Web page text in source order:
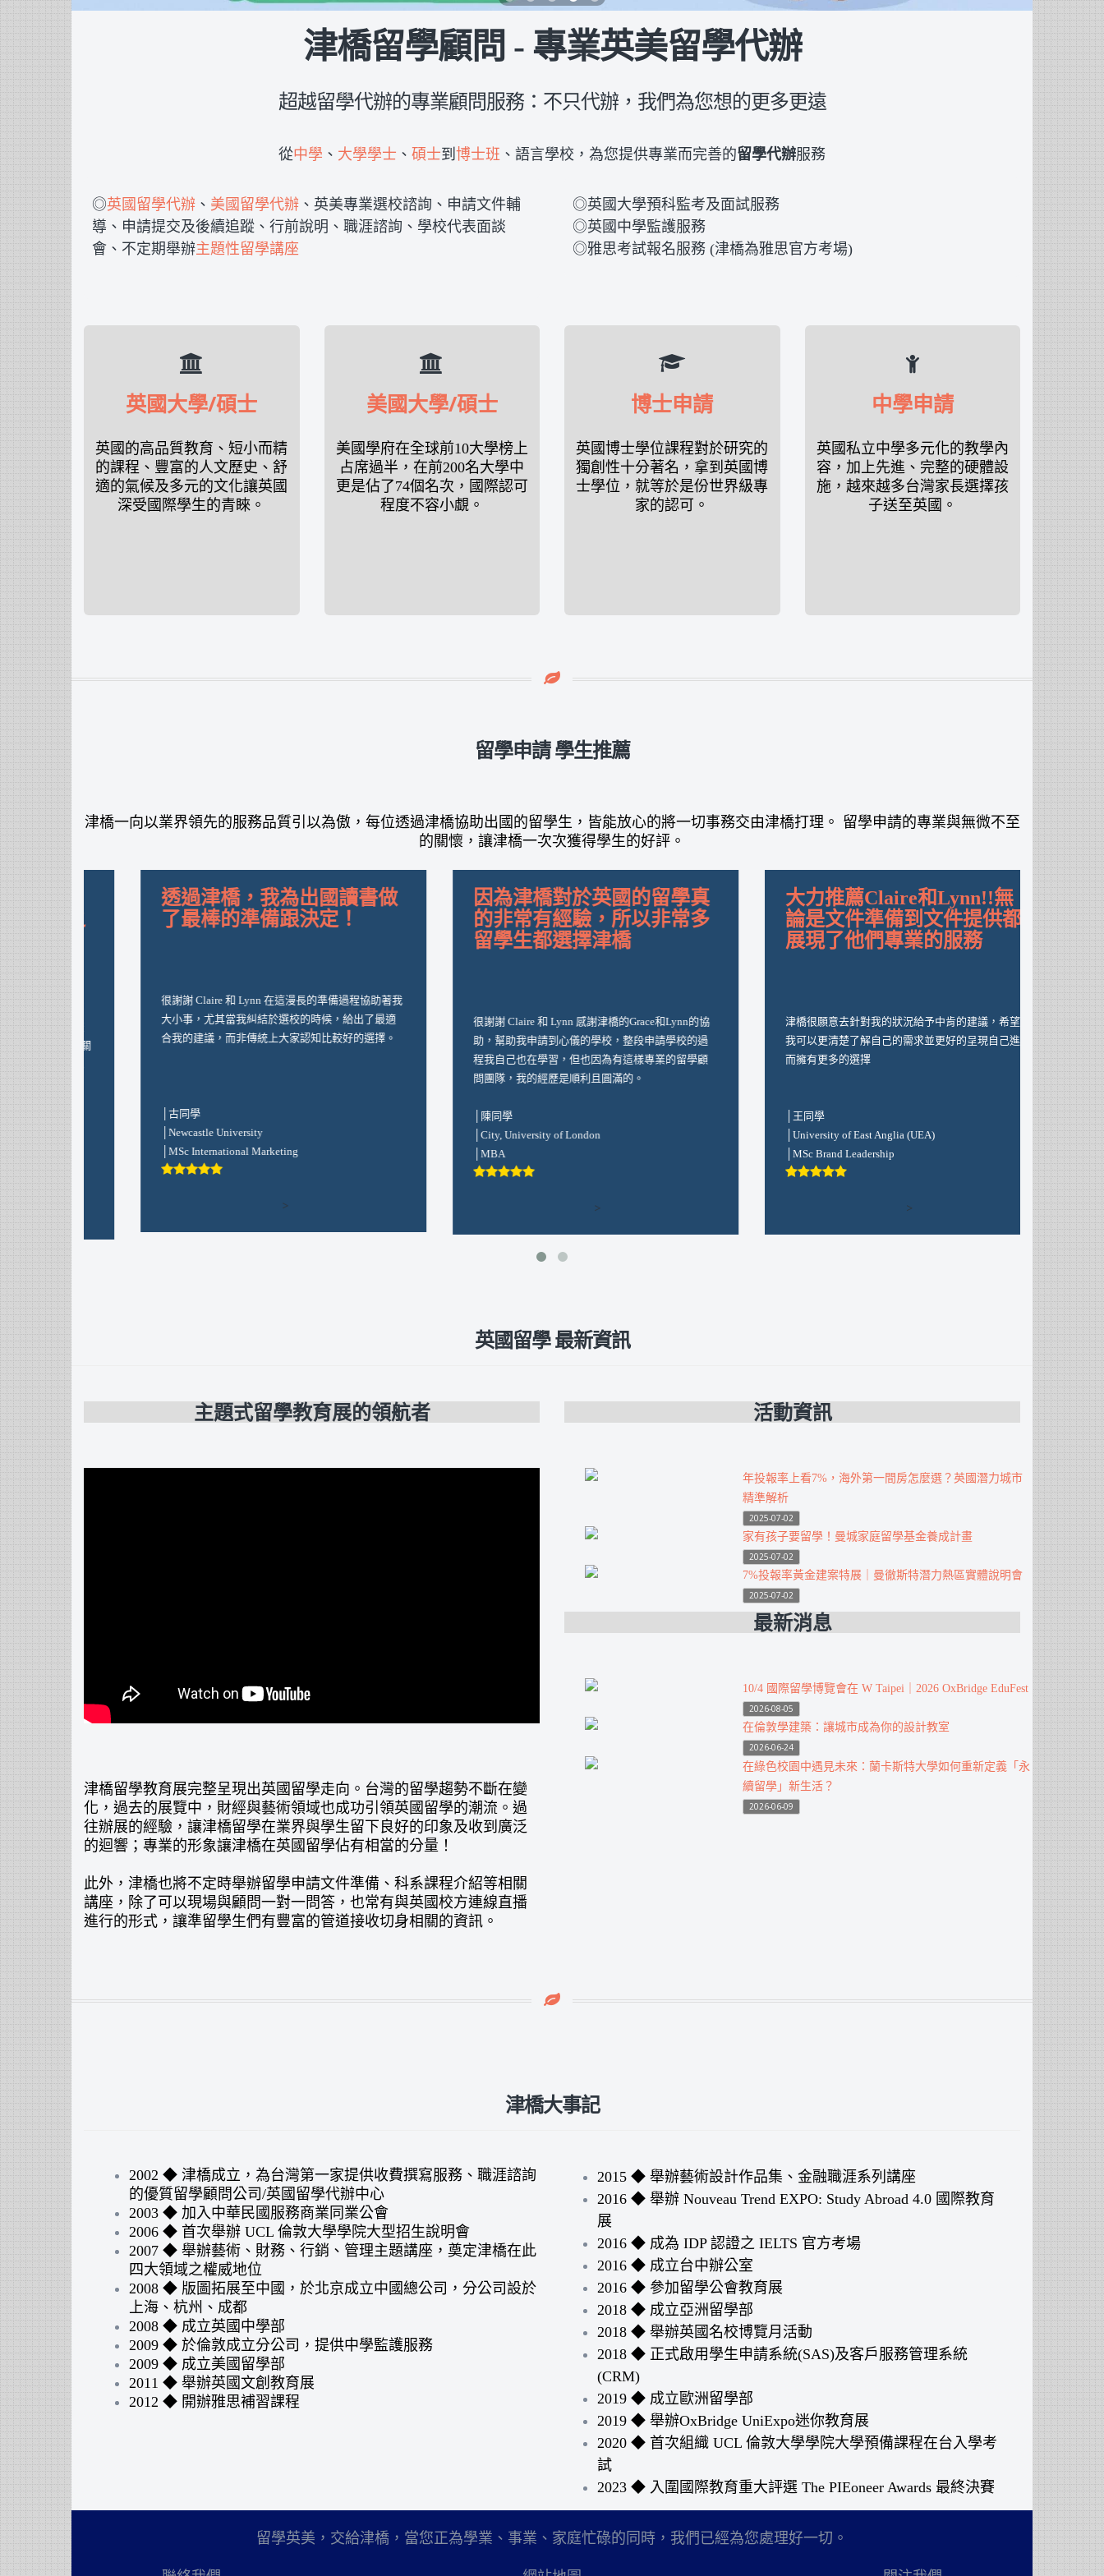
津橋留學顧問 - 專業英美留學代辦
超越留學代辦的專業顧問服務：不只代辦，我們為您想的更多更遠
從中學 、 大學學士 、 碩士到 博士班 、語言學校，為您提供專業而完善的留學代辦服務
◎英國留學代辦 、 美國留學代辦 、英美專業選校諮詢、申請文件輔
導、申請提交及後續追蹤、行前說明、職涯諮詢、學校代表面談
會、不定期舉辦主題性留學講座
◎英國大學預科監考及面試服務
◎英國中學監護服務
◎雅思考試報名服務 (津橋為雅思官方考場)
英國大學/碩士
英國的高品質教育、短小而精
的課程、豐富的人文歷史、舒
適的氣候及多元的文化讓英國
深受國際學生的青睞。
美國大學/碩士
美國學府在全球前10大學榜上
占席過半，在前200名大學中
更是佔了74個名次，國際認可
程度不容小覷。
博士申請
英國博士學位課程對於研究的
獨創性十分著名，拿到英國博
士學位，就等於是份世界級專
家的認可。
中學申請
英國私立中學多元化的教學內
容，加上先進、完整的硬體設
施，越來越多台灣家長選擇孩
子送至英國。
留學申請 學生推薦
津橋一向以業界領先的服務品質引以為傲，每位透過津橋協助出國的留學生，皆能放心的將一切事務交由津橋打理。 留學申請的專業與無微不至
的關懷，讓津橋一次次獲得學生的好評。
很開心因為有了津橋的協
助，最後能超乎我的預料之
平時也聽過有些朋友在和代辦溝通的過程中有些不
愉快，很慶幸我沒有碰到，而且也因為我的起步較
晚，中間的焦慮感加倍，都是Claire和Lynn耐心的關
│University of Warwick
│MSc Marketing & Strategy
透過津橋，我為出國讀書做
了最棒的準備跟決定！
大小事，尤其當我糾結於選校的時候，給出了最適
合我的建議，而非傳統上大家認知比較好的選擇。
│Newcastle University
│MSc International Marketing
因為津橋對於英國的留學真
的非常有經驗，所以非常多
留學生都選擇津橋
很謝謝 Claire 和 Lynn 感謝津橋的Grace和Lynn的協
助，幫助我申請到心儀的學校，整段申請學校的過
程我自己也在學習，但也因為有這樣專業的留學顧
│City, University of London
大力
論是
展現
津橋很願意
我可以更清
而擁有更多
│王同學
│University
│MSc Brand
英國留學 最新資訊
主題式留學教育展的領航者
津橋留學教育展完整呈現出英國留學走向。台灣的留學趨勢不斷在變
化，過去的展覽中，財經與藝術領域也成功引領英國留學的潮流。過
往辦展的經驗，讓津橋留學在業界與學生留下良好的印象及收到廣泛
的迴響；專業的形象讓津橋在英國留學佔有相當的分量！
此外，津橋也將不定時舉辦留學申請文件準備、科系課程介紹等相關
講座，除了可以現場與顧問一對一問答，也常有與英國校方連線直播
進行的形式，讓準留學生們有豐富的管道接收切身相關的資訊。
活動資訊
年投報率上看7%，海外第一間房怎麼選？英國潛力城市
精準解析
2025-07-02
家有孩子要留學！曼城家庭留學基金養成計畫
2025-07-02
7%投報率黃金建案特展｜曼徹斯特潛力熱區實體說明會
2025-07-02
最新消息
10/4 國際留學博覽會在 W Taipei｜2026 OxBridge EduFest
2026-08-05
在倫敦學建築：讓城市成為你的設計教室
2026-06-24
在綠色校園中遇見未來：蘭卡斯特大學如何重新定義「永
續留學」新生活？
2026-06-09
津橋大事記
2002 ◆ 津橋成立，為台灣第一家提供收費撰寫服務、職涯諮詢
的優質留學顧問公司/英國留學代辦中心
2003 ◆ 加入中華民國服務商業同業公會
2006 ◆ 首次舉辦 UCL 倫敦大學學院大型招生說明會
2007 ◆ 舉辦藝術、財務、行銷、管理主題講座，奠定津橋在此
四大領域之權威地位
2008 ◆ 版圖拓展至中國，於北京成立中國總公司，分公司設於
上海、杭州、成都
2008 ◆ 成立英國中學部
2009 ◆ 於倫敦成立分公司，提供中學監護服務
2009 ◆ 成立美國留學部
2011 ◆ 舉辦英國文創教育展
2012 ◆ 開辦雅思補習課程
2015 ◆ 舉辦藝術設計作品集、金融職涯系列講座
2016 ◆ 舉辦 Nouveau Trend EXPO: Study Abroad 4.0 國際教育
展
2016 ◆ 成為 IDP 認證之 IELTS 官方考場
2016 ◆ 成立台中辦公室
2016 ◆ 參加留學公會教育展
2018 ◆ 成立亞洲留學部
2018 ◆ 舉辦英國名校博覽月活動
2018 ◆ 正式啟用學生申請系統(SAS)及客戶服務管理系統
(CRM)
2019 ◆ 成立歐洲留學部
2019 ◆ 舉辦OxBridge UniExpo迷你教育展
2020 ◆ 首次組織 UCL 倫敦大學學院大學預備課程在台入學考
試
2023 ◆ 入圍國際教育重大評選 The PIEoneer Awards 最終決賽
留學英美，交給津橋，當您正為學業、事業、家庭忙碌的同時，我們已經為您處理好一切。